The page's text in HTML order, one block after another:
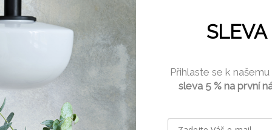
hranatá hnědá
Skladem (32 ks)
DETAIL
skleněné dózy se dají využít k
sušeného ovoce, bylinek, hub,
drobné keře Esschert Design
619 Kč Do
Nůžky jsou vyrobené ze 100%
oceli s rukojetí z jasanového dřeva
SLEVA
Přihlaste se k
sleva 5 % na první